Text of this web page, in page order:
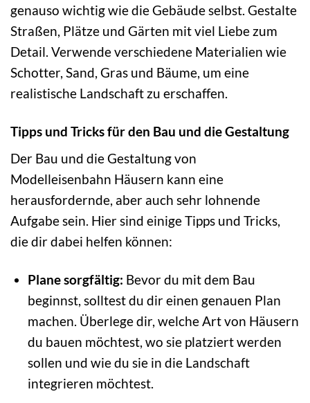
genauso wichtig wie die Gebäude selbst. Gestalte
Straßen, Plätze und Gärten mit viel Liebe zum
Detail. Verwende verschiedene Materialien wie
Schotter, Sand, Gras und Bäume, um eine
realistische Landschaft zu erschaffen.
Tipps und Tricks für den Bau und die Gestaltung
Der Bau und die Gestaltung von
Modelleisenbahn Häusern kann eine
herausfordernde, aber auch sehr lohnende
Aufgabe sein. Hier sind einige Tipps und Tricks,
die dir dabei helfen können:
Plane sorgfältig: Bevor du mit dem Bau
beginnst, solltest du dir einen genauen Plan
machen. Überlege dir, welche Art von Häusern
du bauen möchtest, wo sie platziert werden
sollen und wie du sie in die Landschaft
integrieren möchtest.